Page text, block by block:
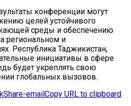
конференции могут
целей устойчивого
среды и обеспечению
региональном и
Республика Таджикистан,
инициативы в сфере
будет укреплять свою
глобальных вызовов.
Share-email Copy URL to clipboard